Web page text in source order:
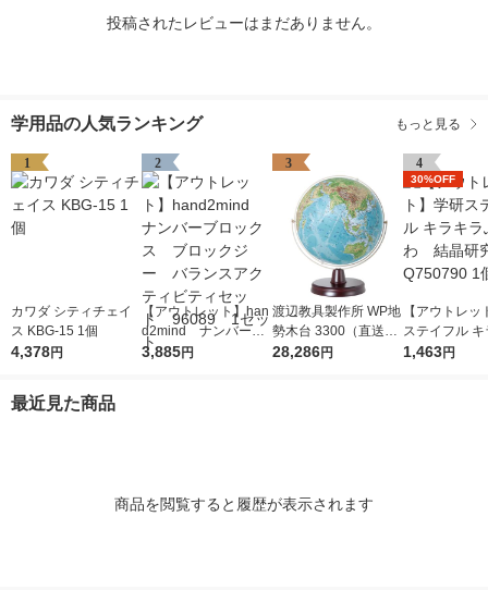
投稿されたレビューはまだありません。
学用品の人気ランキング もっと見る
1
カワダ シティチェイ
ス KBG-15 1個
4,378円
2
【アウトレット】han
d2mind ナンバーブ
ロックス ブロックジ
3,885円
3
渡辺教具製作所 WP地
勢木台 3300（直送
品）
28,286円
4
30%OFF
【アウトレッ
ステイフル
ふわふわ 結
1,463円
最近見た商品
商品を閲覧すると履歴が表示されます